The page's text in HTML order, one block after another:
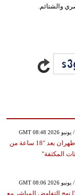
والشتائم.
وفد إيران يعود إلى طهران بعد "18 ساعة من
المكثفة"
نهج التفاوض المباشر مع